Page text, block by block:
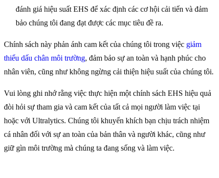
đánh giá hiệu suất EHS để xác định các cơ hội cải tiến và đảm
bảo chúng tôi đang đạt được các mục tiêu đề ra.
Chính sách này phản ánh cam kết của chúng tôi trong việc giảm
thiểu dấu chân môi trường, đảm bảo sự an toàn và hạnh phúc cho
nhân viên, cũng như không ngừng cải thiện hiệu suất của chúng tôi.
Vui lòng ghi nhớ rằng việc thực hiện một chính sách EHS hiệu quả
đòi hỏi sự tham gia và cam kết của tất cả mọi người làm việc tại
hoặc với Ultralytics. Chúng tôi khuyến khích bạn chịu trách nhiệm
cá nhân đối với sự an toàn của bản thân và người khác, cũng như
giữ gìn môi trường mà chúng ta đang sống và làm việc.